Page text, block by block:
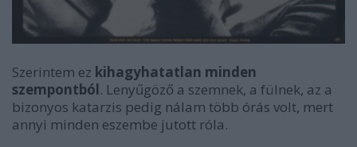
Szerintem ez kihagyhatatlan minden
szempontból. Lenyűgöző a szemnek, a fülnek, az a
bizonyos katarzis pedig nálam több órás volt, mert
annyi minden eszembe jutott róla.